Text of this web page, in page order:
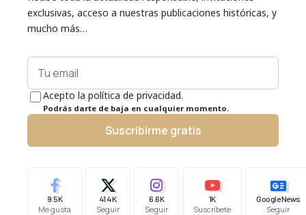
exclusivas, acceso a nuestras publicaciones históricas, y
mucho más…
Acepto la política de privacidad.
Podrás darte de baja en cualquier momento.
Suscribirme gratis
9.5K
Me gusta
41.4K
Seguir
6.6K
Seguir
1K
Suscríbete
Google News
Seguir